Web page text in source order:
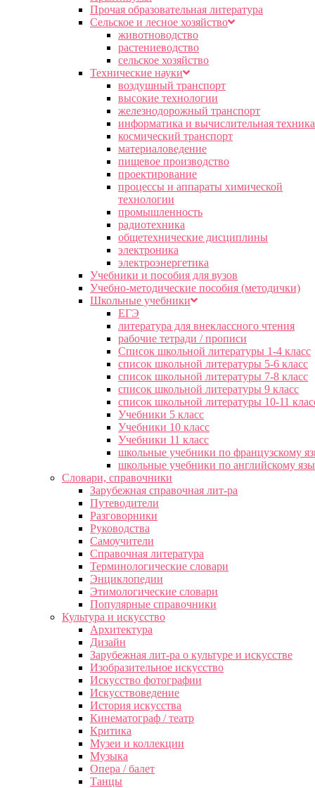
Прочая образовательная литература
Сельское и лесное хозяйство
животноводство
растениеводство
сельское хозяйство
Технические науки
воздушный транспорт
высокие технологии
железнодорожный транспорт
информатика и вычислительная техника
космический транспорт
материаловедение
пищевое производство
проектирование
процессы и аппараты химической
технологии
промышленность
радиотехника
общетехнические дисциплины
электроника
электроэнергетика
Учебники и пособия для вузов
Учебно-методические пособия (методички)
Школьные учебники
ЕГЭ
литература для внеклассного чтения
рабочие тетради / прописи
Список школьной литературы 1-4 класс
список школьной литературы 5-6 класс
список школьной литературы 7-8 класс
список школьной литературы 9 класс
список школьной литературы 10-11
Учебники 5 класс
Учебники 10 класс
Учебники 11 класс
школьные учебники по французскому
школьные учебники по английскому
Словари, справочники
Зарубежная справочная лит-ра
Путеводители
Разговорники
Руководства
Самоучители
Справочная литература
Терминологические словари
Энциклопедии
Этимологические словари
Популярные справочники
Культура и искусство
Архитектура
Дизайн
Зарубежная лит-ра о культуре и искусстве
Изобразительное искусство
Искусство фотографии
Искусствоведение
История искусства
Кинематограф / театр
Критика
Музеи и коллекции
Музыка
Опера / балет
Танцы